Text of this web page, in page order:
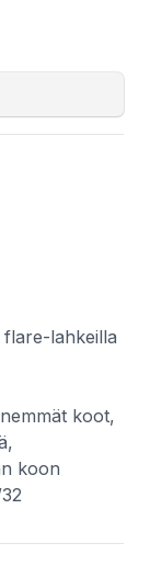
lahkeilla
koot,
koon